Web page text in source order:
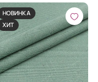
НОВИНКА
ХИТ